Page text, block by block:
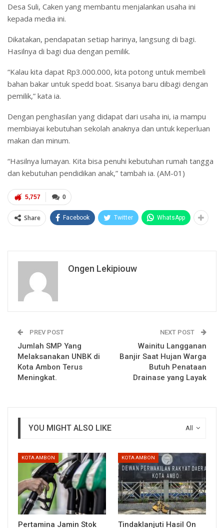
Desa Suli, Caken yang membantu menjalankan usaha ini
kepada media ini.
Dikatakan, pendapatan setiap harinya, langsung di bagi.
Hasilnya di bagi dua dengan pemilik.
“Kalau kita dapat Rp3.000.000, kita potong untuk membeli
bahan bakar untuk spedd boat. Sisanya baru dibagi dengan
pemilik,” kata ia.
Dengan penghasilan yang didapat dari usaha ini, ia mampu
membiayai kebutuhan sekolah anaknya dan untuk keperluan
makan dan minum.
“Hasilnya lumayan. Kita bisa penuhi kebutuhan rumah tangga
dan kebutuhan pendidikan anak,” tambah ia. (AM-01)
0
5,757
Share Facebook Twitter WhatsApp
Ongen Lekipiouw
PREV POST
Jumlah SMP Yang
Melaksanakan UNBK di
Kota Ambon Terus
Meningkat.
NEXT POST
Wainitu Langganan
Banjir Saat Hujan Warga
Butuh Penataan
Drainase yang Layak
All
YOU MIGHT ALSO LIKE
KOTA AMBON
Pertamina Jamin Stok
KOTA AMBON
Tindaklanjuti Hasil On